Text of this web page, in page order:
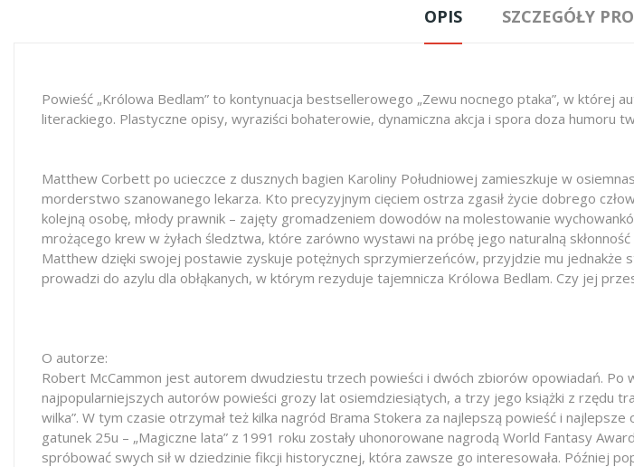
OPIS SZCZEGÓŁY
Powieść „Królowa Bedlam” to kontynuacja bestsellerowego „Zewu nocnego ptaka”, w
literackiego. Plastyczne opisy, wyraziści bohaterowie, dynamiczna akcja i spora doza humoru
Matthew Corbett po ucieczce z dusznych bagien Karoliny Południowej zamieszkuje w
morderstwo szanowanego lekarza. Kto precyzyjnym cięciem ostrza zgasił życie dobrego
kolejną osobę, młody prawnik – zajęty gromadzeniem dowodów na molestowanie
mrożącego krew w żyłach śledztwa, które zarówno wystawi na próbę jego naturalną
Matthew dzięki swojej postawie zyskuje potężnych sprzymierzeńców, przyjdzie mu jednakże
prowadzi do azylu dla obłąkanych, w którym rezyduje tajemnicza Królowa Bedlam. Czy jej
O autorze:
Robert McCammon jest autorem dwudziestu trzech powieści i dwóch zbiorów opowiadań. Po
najpopularniejszych autorów powieści grozy lat osiemdziesiątych, a trzy jego książki z rzędu
wilka”. W tym czasie otrzymał też kilka nagród Brama Stokera za najlepszą powieść i
gatunek 25u – „Magiczne lata” z 1991 roku zostały uhonorowane nagrodą World Fantasy
spróbować swych sił w dziedzinie fikcji historycznej, która zawsze go interesowała. Później